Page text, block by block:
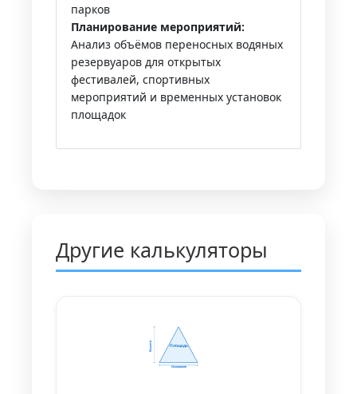
парков
Планирование мероприятий:
Анализ объёмов переносных водяных
резервуаров для открытых
фестивалей, спортивных
мероприятий и временных установок
площадок
Другие калькуляторы